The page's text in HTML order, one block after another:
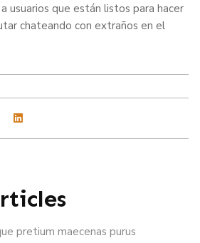
usuarios que están listos para hacer
chateando con extraños en el
pretium maecenas purus